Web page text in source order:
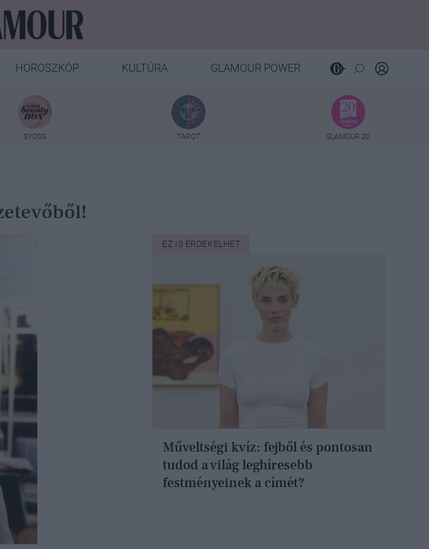
HOROSZKÓP KULTÚRA GLAMOUR POWER
SYOSS TAROT GLAMOUR 20
EZ IS ÉRDEKELHET
Műveltségi kvíz: fejből és pontosan
tudod a világ leghíresebb
festményeinek a címét?